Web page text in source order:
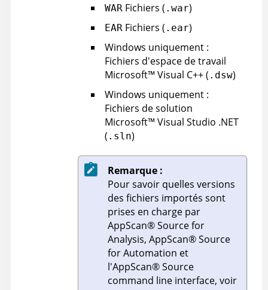
WAR Fichiers ( .war)
EAR Fichiers ( .ear)
Windows uniquement :
Fichiers d'espace de travail
Microsoft™ Visual C++ ( .dsw)
Windows uniquement :
Fichiers de solution
Microsoft™ Visual Studio .NET
( .sln)
Remarque :
Pour savoir quelles versions
des fichiers importés sont
prises en charge par
AppScan®Source for
Analysis, AppScan®Source
for Automation et
l'AppScan®Source
command line interface, voir